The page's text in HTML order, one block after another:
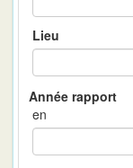
Lieu
en